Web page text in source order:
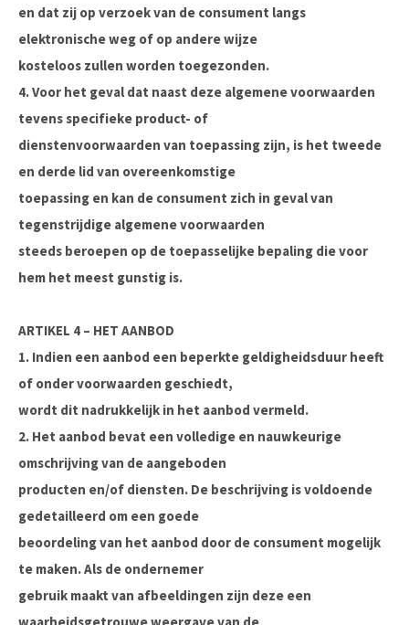
en dat zij op verzoek van de consument langs
elektronische weg of op andere wijze
kosteloos zullen worden toegezonden.
4. Voor het geval dat naast deze algemene voorwaarden
tevens specifieke product- of
dienstenvoorwaarden van toepassing zijn, is het tweede
en derde lid van overeenkomstige
toepassing en kan de consument zich in geval van
tegenstrijdige algemene voorwaarden
steeds beroepen op de toepasselijke bepaling die voor
hem het meest gunstig is.
ARTIKEL 4 – HET AANBOD
1. Indien een aanbod een beperkte geldigheidsduur heeft
of onder voorwaarden geschiedt,
wordt dit nadrukkelijk in het aanbod vermeld.
2. Het aanbod bevat een volledige en nauwkeurige
omschrijving van de aangeboden
producten en/of diensten. De beschrijving is voldoende
gedetailleerd om een goede
beoordeling van het aanbod door de consument mogelijk
te maken. Als de ondernemer
gebruik maakt van afbeeldingen zijn deze een